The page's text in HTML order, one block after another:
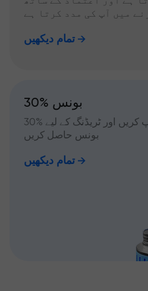
میں آپ کی مدد کرتا ہے
تمام دیکھیں
30% بونس
اپنا اکاؤنٹ ٹاپ اپ کریں اور ٹریڈنگ کے لیے %30
بونس حاصل کریں
تمام دیکھیں